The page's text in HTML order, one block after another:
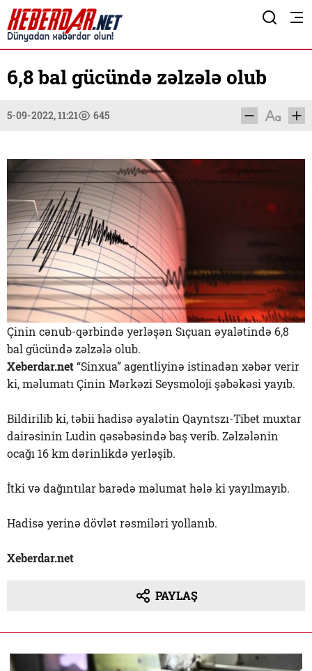
6,8 bal gücündə zəlzələ olub
5-09-2022, 11:21 645
Çinin cənub-qərbində yerləşən Sıçuan əyalətində 6,8
bal gücündə zəlzələ olub.
Xeberdar.net“Sinxua” agentliyinə istinadən xəbər verir
ki, məlumatı Çinin Mərkəzi Seysmoloji şəbəkəsi yayıb.
Bildirilib ki, təbii hadisə əyalətin Qayntszı-Tibet muxtar
dairəsinin Ludin qəsəbəsində baş verib. Zəlzələnin
ocağı 16 km dərinlikdə yerləşib.
İtki və dağıntılar barədə məlumat hələ ki yayılmayıb.
Hadisə yerinə dövlət rəsmiləri yollanıb.
Xeberdar.net
PAYLAŞ